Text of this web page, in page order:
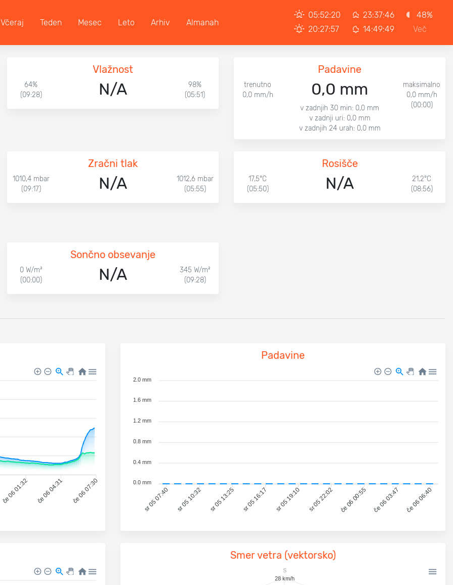
Včeraj Teden Mesec Leto Arhiv Almanah
05:52:20
20:27:57
23:37:46
14:49:49
48%
Več
Vlažnost
64%
(09:28)
N/A
98%
(05:51)
Padavine
trenutno
0,0 mm/h
0,0 mm
v zadnjih 30 min: 0,0 mm
v zadnji uri: 0,0 mm
v zadnjih 24 urah: 0,0 mm
maksimalno
0,0 mm/h
(00:00)
Zračni tlak
1010,4 mbar
(09:17)
N/A
1012,6 mbar
(05:55)
Rosišče
17,5°C
(05:50)
N/A
21,2°C
(08:56)
Sončno obsevanje
0 W/m²
(00:00)
N/A
345 W/m²
(09:28)
če 06 01:32 če 06 04:31 če 06 07:30
Padavine
sr 05 07:40 sr 05 10:32 sr 05 13:25 sr 05 16:17 sr 05 19:10 sr 05 22:02 če 06 00:55 če 06 03:47 če 06 06:40
2.0 mm
1.6 mm
1.2 mm
0.8 mm
0.4 mm
0.0 mm
Smer vetra (vektorsko)
S
28 km/h